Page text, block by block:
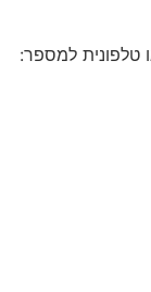
טלפונית למספר: